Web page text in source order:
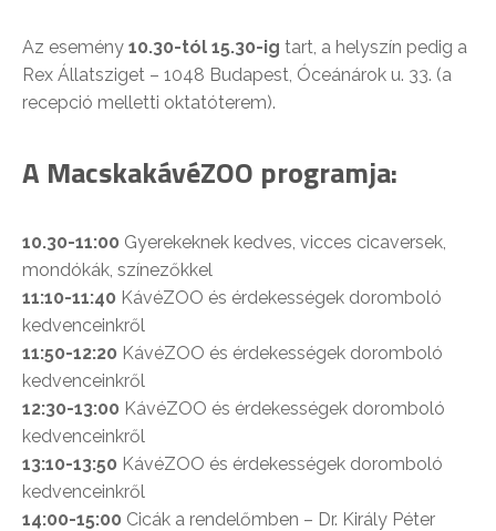
Az esemény 10.30-tól 15.30-ig tart, a helyszín pedig a
Rex Állatsziget – 1048 Budapest, Óceánárok u. 33. (a
recepció melletti oktatóterem).
A MacskakávéZOO programja:
10.30-11:00 Gyerekeknek kedves, vicces cicaversek,
mondókák, színezőkkel
11:10-11:40 KávéZOO és érdekességek doromboló
kedvenceinkről
11:50-12:20 KávéZOO és érdekességek doromboló
kedvenceinkről
12:30-13:00 KávéZOO és érdekességek doromboló
kedvenceinkről
13:10-13:50 KávéZOO és érdekességek doromboló
kedvenceinkről
14:00-15:00 Cicák a rendelőmben – Dr. Király Péter